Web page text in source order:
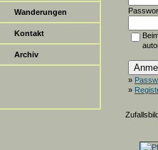
Wanderungen
Kontakt
Archiv
»
»